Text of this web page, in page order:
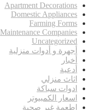
Apartment Decorations
Domestic Appliances
Farming Forms
Maintenance Companies
Uncategorized
أجهرة و أدوات منزلية
أخبار
أدعية
اثاث منزلي
ادوات سباكة
اسعار الكمبيوتر
اطعمة غير صحية